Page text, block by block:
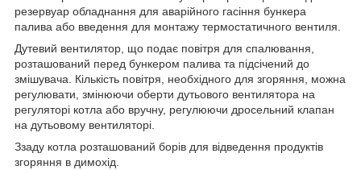
резервуар обладнання для аварійного гасіння бункера
палива або введення для монтажу термостатичного вентиля.
Дутевий вентилятор, що подає повітря для спалювання,
розташований перед бункером палива та підсічений до
змішувача. Кількість повітря, необхідного для згоряння, можна
регулювати, змінюючи оберти дутьового вентилятора на
регуляторі котла або вручну, регулюючи дросельний клапан
на дутьовому вентиляторі.
Ззаду котла розташований борів для відведення продуктів
згоряння в димохід.